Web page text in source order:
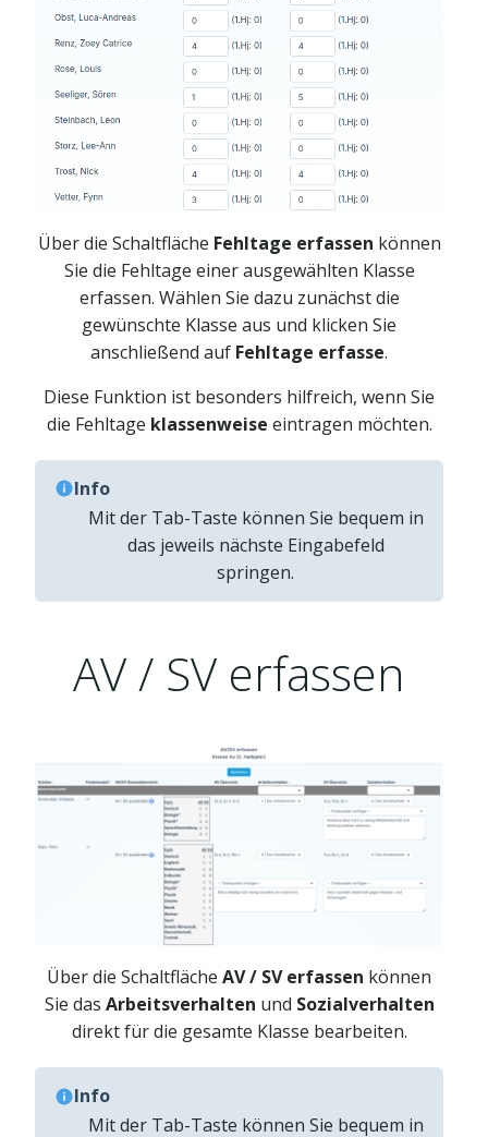
Über die Schaltfläche Fehltage erfassen können
Sie die Fehltage einer ausgewählten Klasse
erfassen. Wählen Sie dazu zunächst die
gewünschte Klasse aus und klicken Sie
anschließend auf Fehltage erfasse.
Diese Funktion ist besonders hilfreich, wenn Sie
die Fehltage klassenweise eintragen möchten.
Info
Mit der Tab-Taste können Sie bequem in
das jeweils nächste Eingabefeld
springen.
AV / SV erfassen
Über die Schaltfläche AV / SV erfassen können
Sie das Arbeitsverhalten und Sozialverhalten
direkt für die gesamte Klasse bearbeiten.
Info
Mit der Tab-Taste können Sie bequem in